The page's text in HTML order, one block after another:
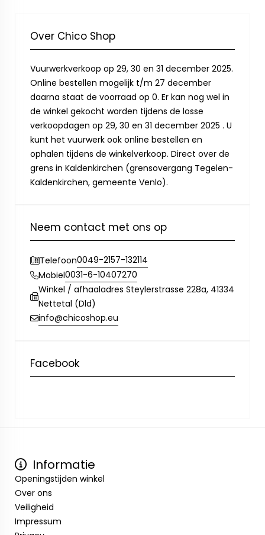
Over Chico Shop
Vuurwerkverkoop op 29, 30 en 31 december 2025.
Online bestellen mogelijk t/m 27 december
daarna staat de voorraad op 0. Er kan nog wel in
de winkel gekocht worden tijdens de losse
verkoopdagen op 29, 30 en 31 december 2025 . U
kunt het vuurwerk ook online bestellen en
ophalen tijdens de winkelverkoop. Direct over de
grens in Kaldenkirchen (grensovergang Tegelen-
Kaldenkirchen, gemeente Venlo).
Neem contact met ons op
Telefoon0049-2157-132114
Mobiel0031-6-10407270
Winkel / afhaaladres Steylerstrasse 228a, 41334
Nettetal (Dld)
info@chicoshop.eu
Facebook
Informatie
Openingstijden winkel
Over ons
Veiligheid
Impressum